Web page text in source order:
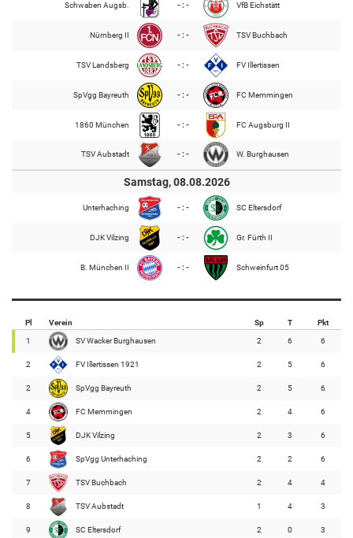
Schwaben Augsb. - : - VfB Eichstätt
Nürnberg II - : - TSV Buchbach
TSV Landsberg - : - FV Illertissen
SpVgg Bayreuth - : - FC Memmingen
1860 München - : - FC Augsburg II
TSV Aubstadt - : - W. Burghausen
Samstag, 08.08.2026
Unterhaching - : - SC Eltersdorf
DJK Vilzing - : - Gr. Fürth II
B. München II - : - Schweinfurt 05
Pl Verein Sp T Pkt
1 SV Wacker Burghausen 2 6 6
2 FV Illertissen 1921 2 5 6
2 SpVgg Bayreuth 2 5 6
4 FC Memmingen 2 4 6
5 DJK Vilzing 2 3 6
6 SpVgg Unterhaching 2 2 6
7 TSV Buchbach 2 4 4
8 TSV Aubstadt 1 4 3
9 SC Eltersdorf 2 0 3